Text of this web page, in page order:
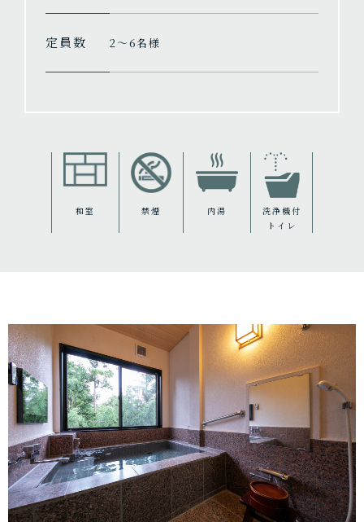
定員数 2〜6名様
和室 禁煙 内湯
洗浄機付
トイレ